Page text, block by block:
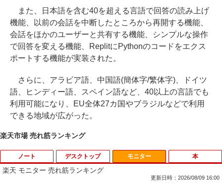
また、日本語を含む40を超える言語で回答の読み上げ
機能、以前の会話を中断したところから再開する機能、
会話をほかのユーザーと共有する機能、シンプルな操作
で回答を変える機能、ReplitにPythonのコードをエクス
ポートする機能が実装された。
さらに、アラビア語、中国語(簡体字/繁体字)、ドイツ
語、ヒンディー語、スペイン語など、40以上の言語でも
利用可能になり、EU全体27カ国やブラジルなどで利用
できる地域が広がった。
楽天市場 売れ筋ランキング
ノート デスクトップ モニター
楽天 モニター 売れ筋ランキング
更新日時：2026/08/09 16:00
本